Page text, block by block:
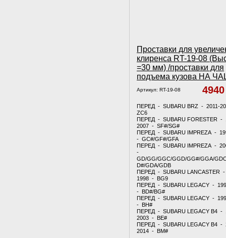
Проставки для
клиренса RT-19-08
=30 мм) /проставки для
подъема кузова НА
Артикул: RT-19-08
ПЕРЕД - SUBARU BRZ - 2011-
ZC6
ПЕРЕД - SUBARU FORESTER -
2007 - SF#/SG#
ПЕРЕД - SUBARU IMPREZA -
- GC#/GF#/GFA
ПЕРЕД - SUBARU IMPREZA -
-
GD/GG/GGC/GGD/GG#/GGA/
D#/GDA/GDB
ПЕРЕД - SUBARU LANCASTER
1998 - BG9
ПЕРЕД - SUBARU LEGACY -
- BD#/BG#
ПЕРЕД - SUBARU LEGACY -
- BH#
ПЕРЕД - SUBARU LEGACY B4 -
2003 - BE#
ПЕРЕД - SUBARU LEGACY B4 -
2014 - BM#